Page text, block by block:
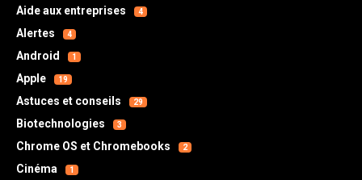
Aide aux entreprises 4
Alertes 4
Android 1
Apple 19
Astuces et conseils 29
Biotechnologies 3
Chrome OS et Chromebooks 2
Cinéma 1